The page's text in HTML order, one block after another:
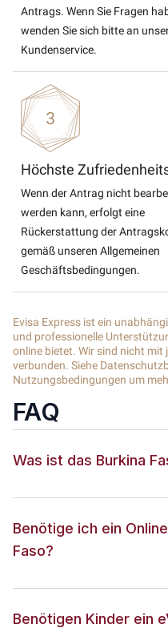
Antrags. Wenn Sie Fragen
wenden Sie sich bitte an
Kundenservice.
Höchste
Wenn der Antrag nicht
werden kann, erfolgt eine
Rückerstattung der
gemäß unseren Allgemeinen
Geschäftsbedingungen.
Evisa Express ist ein
und professionelle
online bietet. Wir sind nicht mit
verbunden. Siehe
Nutzungsbedingungen um
FAQ
Was ist das Burkina
Benötige ich ein
Faso?
Benötigen Kinder ein